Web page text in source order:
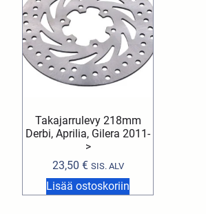
Takajarrulevy 218mm
Derbi, Aprilia, Gilera 2011-
>
23,50 € SIS. ALV
Lisää ostoskoriin